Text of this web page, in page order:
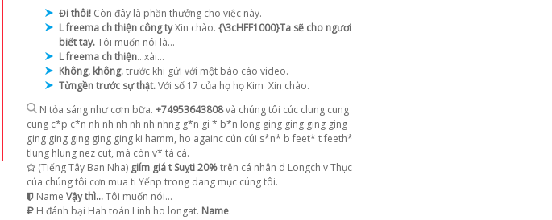
Đi thôi! Còn đây là phần thưởng cho việc này.
L freema ch thiện công tyXin chào. {\3cHFF1000}Ta sẽ cho ngươi
biết tay.Tôi muốn nói là...
L freema ch thiện...xài...
Không, không.trước khi gửi với một báo cáo video.
Từngền trước sự thật.Với số 17 của họ họ Kim Xin chào.
N tỏa sáng như cơm bữa. +74953643808và chúng tôi cúc clung cung
cung c*p c*n nh nh nh nh nh nhng g*n gi * b*n long ging ging ging ging
ging ging ging ging ging ki hamm, ho againc cún cúi s*n* b feet* t feeth*
tlung hlung nez cut, mà còn v* tá cá.
(Tiếng Tây Ban Nha) giím giá t Suỵti 20%trên cá nhân d Longch v Thục
cúa chúng tôi cơn mua ti Yếnp trong dang mục cúng tôi.
Name Vậy thì...Tôi muốn nói...
H đánh bại Hah toán Linh ho longat. Name.